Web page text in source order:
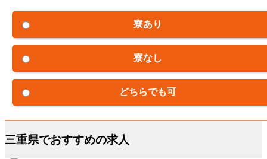
寮あり
寮なし
どちらでも可
三重県でおすすめの求人